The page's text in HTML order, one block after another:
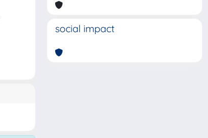
social impact